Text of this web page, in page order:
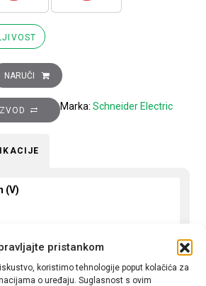
pristankom
koristimo tehnologije poput kolačića za
o uređaju. Suglasnost s ovim
3P (3NO) TeSys D, 12A (AC-3), 1R+1M
NARUČI
Marka: Schneider Electric
(V)